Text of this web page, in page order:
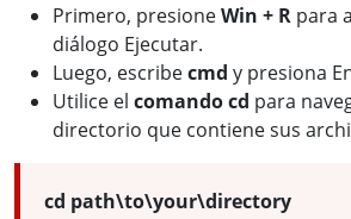
Primero, presioneWin + R para
diálogo Ejecutar.
Luego, escribecmd y presiona
Utilice el comando cd para
directorio que contiene sus
cd path\to\your\directory